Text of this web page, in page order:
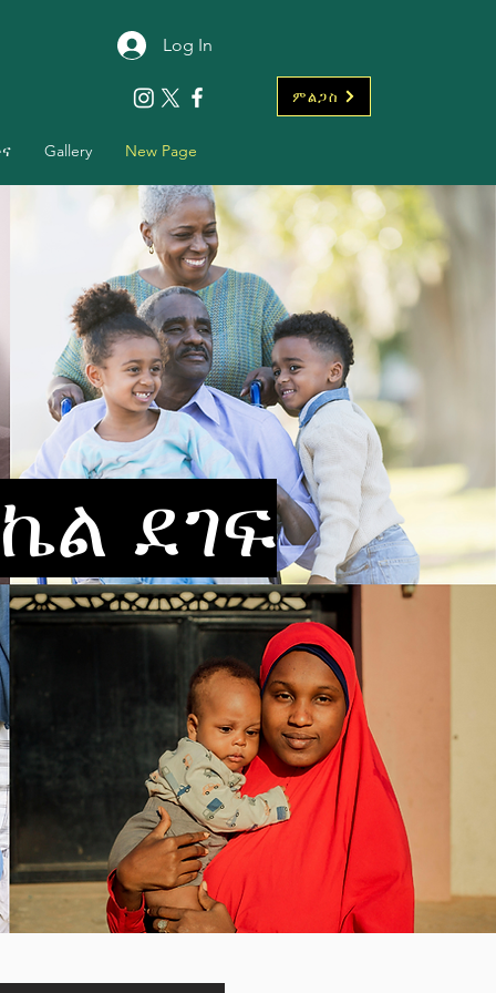
Log In
ምልጋስ
Gallery New Page
ደገፍ